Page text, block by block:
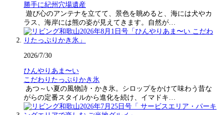
勝手に紀州穴場遺産
遊び心のアンテナを立てて、景色を眺めると、海には犬やカ
ラス、海岸には熊の姿が見えてきます。自然が…
2026/7/30
ひんやりあま〜い
こだわりたっぷりかき氷
あつ～い夏の風物詩・かき氷。シロップをかけて味わう昔な
がらの定番スタイルから進化を続け、イマドキ…